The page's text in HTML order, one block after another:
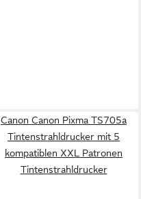
Canon Canon Pixma TS705a
Tintenstrahldrucker mit 5
kompatiblen XXL Patronen
Tintenstrahldrucker